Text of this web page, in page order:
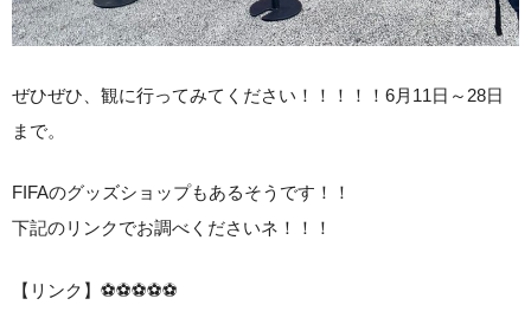
ぜひぜひ、観に行ってみてください！！！！！6月11日～28日
まで。
FIFAのグッズショップもあるそうです！！
下記のリンクでお調べくださいネ！！！
【リンク】⚽⚽⚽⚽⚽